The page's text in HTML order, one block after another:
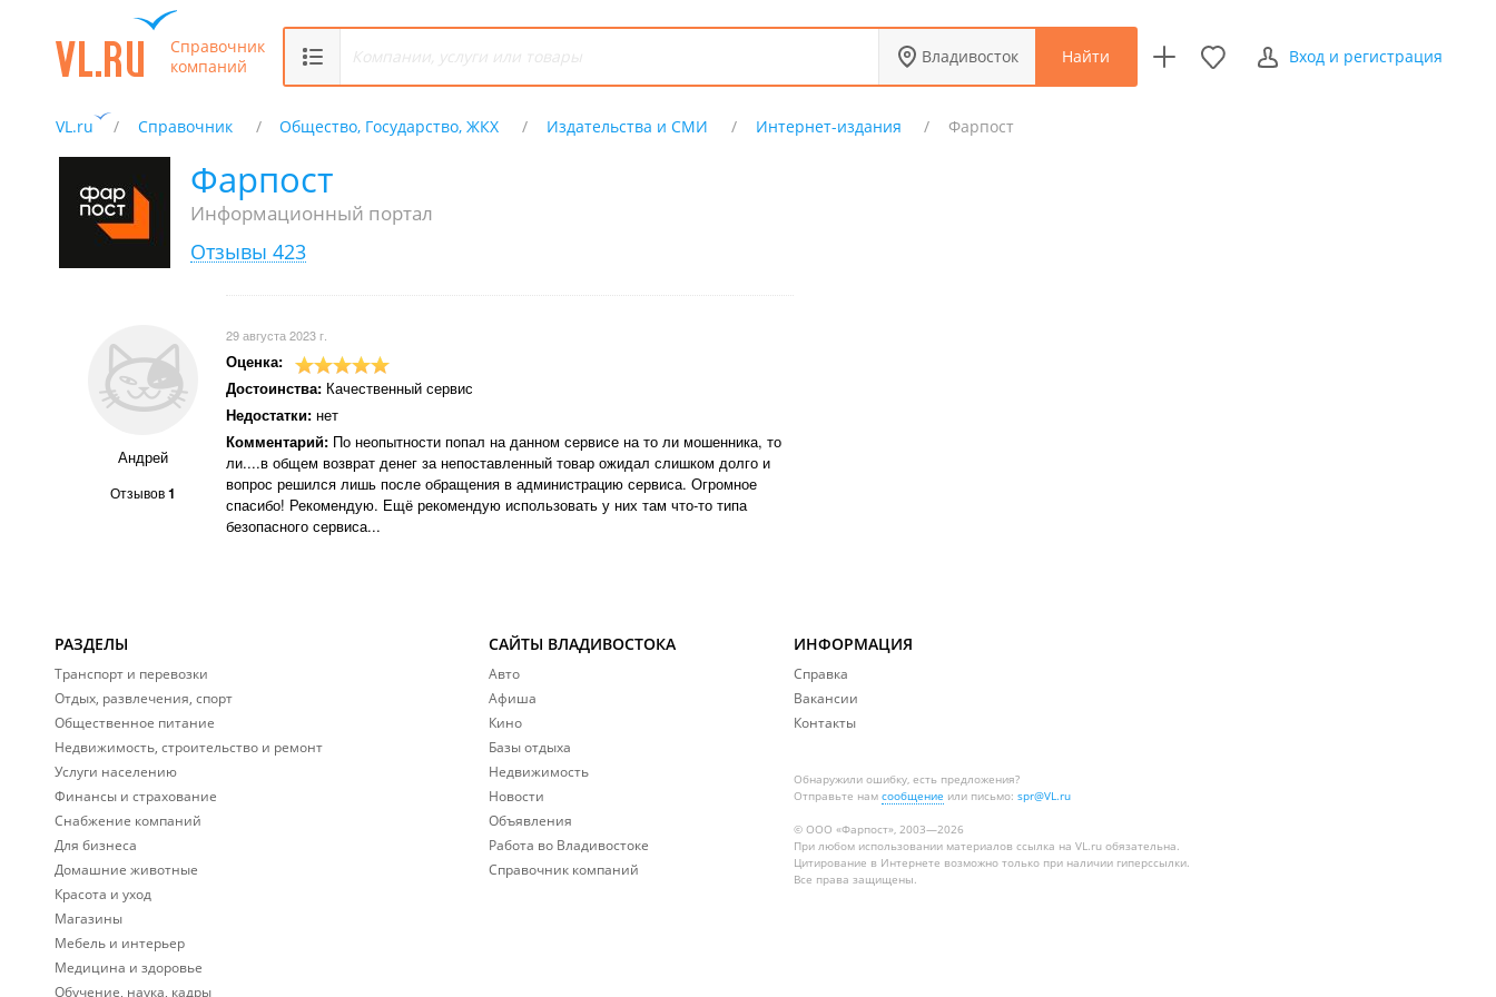
Справочник
компаний
Владивосток Найти Вход и регистрация
VL.ru Справочник Общество, Государство, ЖКХ Издательства и СМИ Интернет-издания Фарпост
Фарпост
Информационный портал
Отзывы 423
Андрей
Отзывов1
29 августа 2023 г.
Оценка:
Достоинства: Качественный сервис
Недостатки: нет
Комментарий: По неопытности попал на данном сервисе на то ли мошенника, то
ли....в общем возврат денег за непоставленный товар ожидал слишком долго и
вопрос решился лишь после обращения в администрацию сервиса. Огромное
спасибо! Рекомендую. Ещё рекомендую использовать у них там что-то типа
безопасного сервиса...
РАЗДЕЛЫ
Транспорт и перевозки
Отдых, развлечения, спорт
Общественное питание
Недвижимость, строительство и ремонт
Услуги населению
Финансы и страхование
Снабжение компаний
Для бизнеса
Домашние животные
Красота и уход
Магазины
Мебель и интерьер
Медицина и здоровье
Обучение, наука, кадры
САЙТЫ ВЛАДИВОСТОКА
Авто
Афиша
Кино
Базы отдыха
Недвижимость
Новости
Объявления
Работа во Владивостоке
Справочник компаний
ИНФОРМАЦИЯ
Справка
Вакансии
Контакты
Обнаружили ошибку, есть предложения?
Отправьте нам сообщение или письмо: spr@VL.ru
© ООО «Фарпост», 2003—2026
При любом использовании материалов ссылка на VL.ru обязательна.
Цитирование в Интернете возможно только при наличии гиперссылки.
Все права защищены.